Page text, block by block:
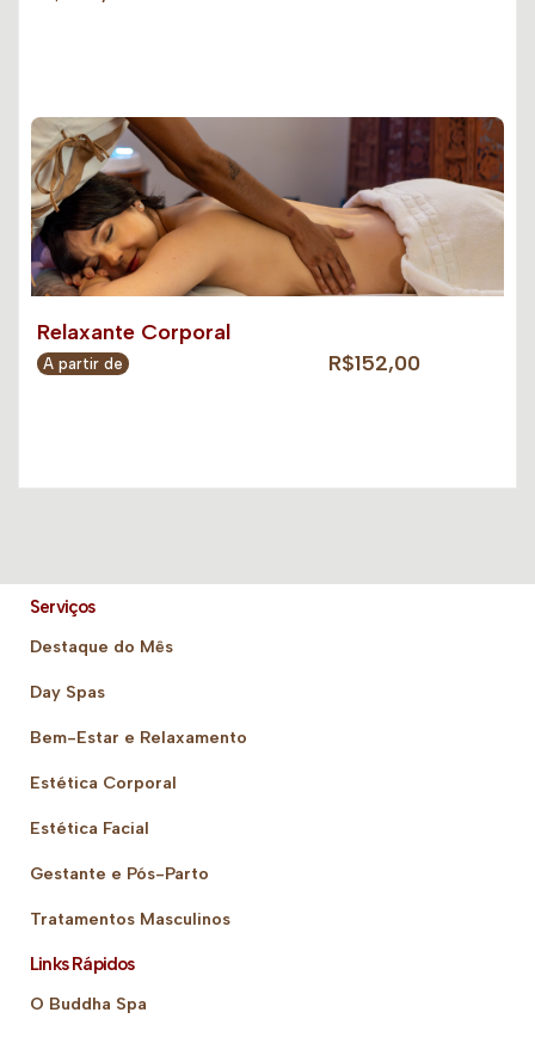
Relaxante Corporal
A partir de R$152,00
Serviços
Destaque do Mês
Day Spas
Bem-Estar e Relaxamento
Estética Corporal
Estética Facial
Gestante e Pós-Parto
Tratamentos Masculinos
Links Rápidos
O Buddha Spa